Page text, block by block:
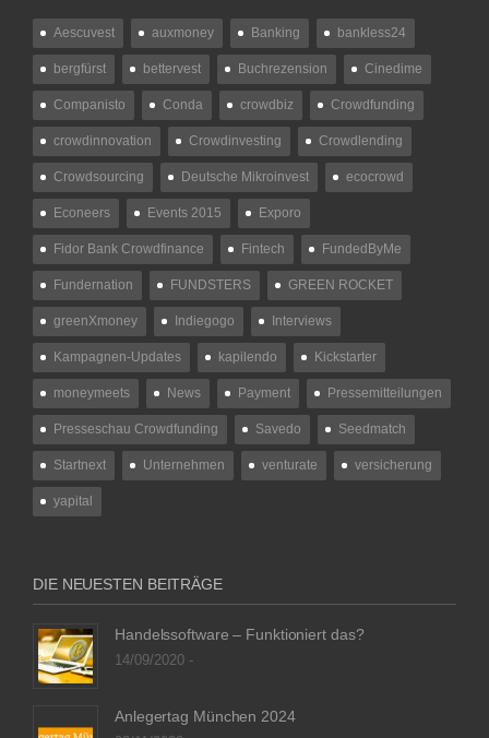
Aescuvest auxmoney Banking bankless24
bergfürst bettervest Buchrezension Cinedime
Companisto Conda crowdbiz Crowdfunding
crowdinnovation Crowdinvesting Crowdlending
Crowdsourcing Deutsche Mikroinvest ecocrowd
Econeers Events 2015 Exporo
Fidor Bank Crowdfinance Fintech FundedByMe
Fundernation FUNDSTERS GREEN ROCKET
greenXmoney Indiegogo Interviews
Kampagnen-Updates kapilendo Kickstarter
moneymeets News Payment Pressemitteilungen
Presseschau Crowdfunding Savedo Seedmatch
Startnext Unternehmen venturate versicherung
yapital
DIE NEUESTEN BEITRÄGE
Handelssoftware – Funktioniert das?
14/09/2020 -
Anlegertag München 2024